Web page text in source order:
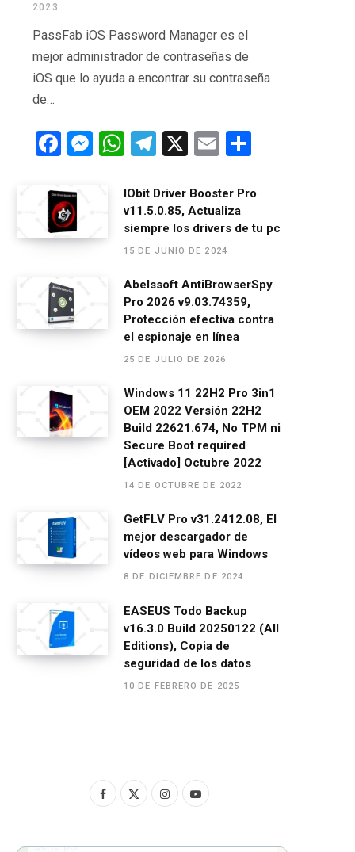
2023
PassFab iOS Password Manager es el
mejor administrador de contraseñas de
iOS que lo ayuda a encontrar su contraseña
de…
F
ce
b
o
k
M
g
W
at
s
A
p
T
e
gr
a
X
E
ail m
p
IObit Driver Booster Pro
v11.5.0.85, Actualiza
siempre los drivers de tu pc
15 DE JUNIO DE 2024
Abelssoft AntiBrowserSpy
Pro 2026 v9.03.74359,
Protección efectiva contra
el espionaje en línea
25 DE JULIO DE 2026
Windows 11 22H2 Pro 3in1
OEM 2022 Versión 22H2
Build 22621.674, No TPM ni
Secure Boot required
[Activado] Octubre 2022
14 DE OCTUBRE DE 2022
GetFLV Pro v31.2412.08, El
mejor descargador de
vídeos web para Windows
8 DE DICIEMBRE DE 2024
EASEUS Todo Backup
v16.3.0 Build 20250122 (All
Editions), Copia de
seguridad de los datos
10 DE FEBRERO DE 2025
F
c T
I
s
Y
u